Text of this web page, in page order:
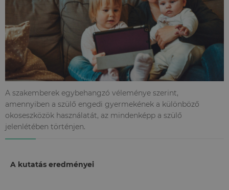
A szakemberek egybehangzó véleménye szerint,
amennyiben a szülő engedi gyermekének a különböző
okoseszközök használatát, az mindenképp a szülő
jelenlétében történjen.
A kutatás eredményei